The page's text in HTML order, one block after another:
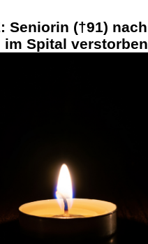
Seniorin (†91) nach
im Spital verstorben